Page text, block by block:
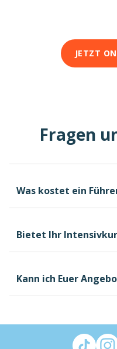
JETZT
Fragen
Was kostet ein
Bietet Ihr
Kann ich Euer